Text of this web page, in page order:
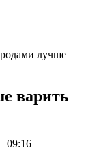
лучше
варить
| 09:16